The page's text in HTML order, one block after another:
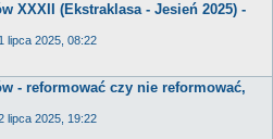
XXXII (Ekstraklasa - Jesień 2025) -
lipca 2025, 08:22
- reformować czy nie reformować,
lipca 2025, 19:22